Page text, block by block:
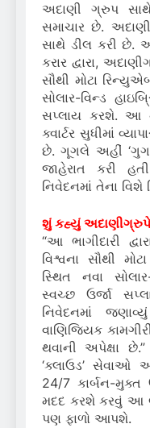
અદાણી ગ્રુપ
સમાચાર છે.
સાથે ડીલ કરી છે.
કરાર દ્વારા,
સૌથી મોટા
સોલાર-વિન્ડ
સપ્લાય કરશે. આ
ક્વાર્ટર સુધીમાં
છે. ગૂગલે અહીં
જાહેરાત કરી
નિવેદનમાં તેના વિશે
શું કહ્યું
“આ ભાગીદારી
વિશ્વના સૌથી
સ્થિત નવા
સ્વચ્છ ઉર્જા
નિવેદનમાં
વાણિજ્યિક
થવાની અપેક્ષા
‘ક્લાઉડ’ સેવાઓ
24/7 કાર્બન-મુક્ત
મદદ કરશે કરવું આ
પણ ફાળો આપશે.